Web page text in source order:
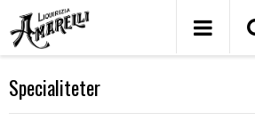
Specialiteter